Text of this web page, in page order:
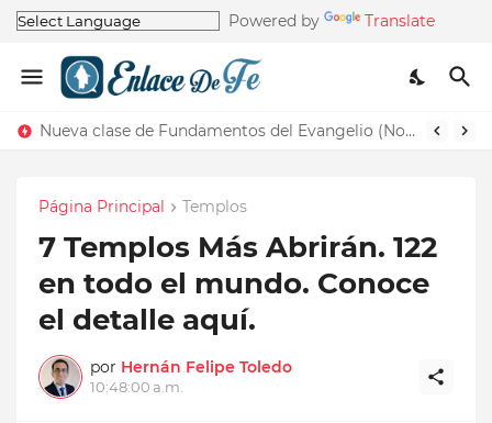
Powered by Translate
Nueva clase de Fundamentos del Evangelio (Nos recuerda la de Principios del Evangelio)
Página Principal Templos
7 Templos Más Abrirán. 122
en todo el mundo. Conoce
el detalle aquí.
por Hernán Felipe Toledo
10:48:00 a.m.